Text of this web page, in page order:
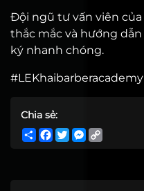
Đội ngũ tư vấn viên
thắc mắc và hướng
ký nhanh chóng.
Chia sẻ:
ShareFacebook
TwitterMessenger